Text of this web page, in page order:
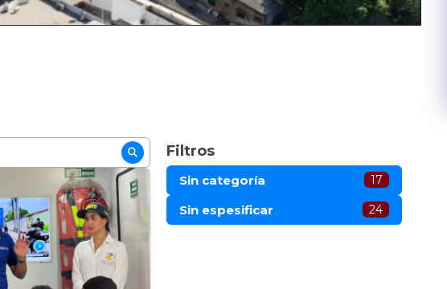
Filtros
Sin categoría 17
Sin espesificar 24